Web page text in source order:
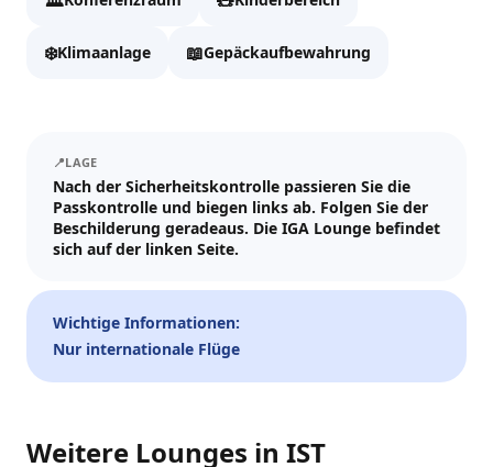
—
Gäste
Bis zu 10 Gäste.
Promo-Code (optional)
❄️Klimaanlage 📖Gepäckaufbewahrung
📍LAGE
Nach der Sicherheitskontrolle passieren Sie die
Passkontrolle und biegen links ab. Folgen Sie der
Beschilderung geradeaus. Die IGA Lounge befindet
sich auf der linken Seite.
Wichtige Informationen:
Nur internationale Flüge
Weitere Lounges in IST